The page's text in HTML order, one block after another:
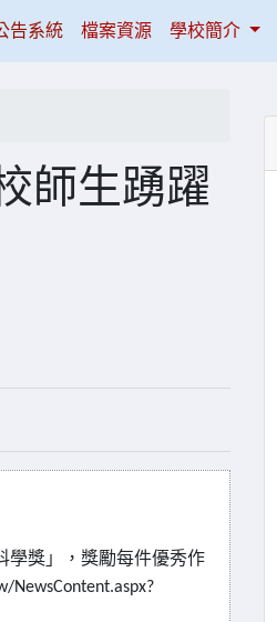
告系統 檔案資源 學校簡介
師生踴躍
學獎」，獎勵每件優秀作
/NewsContent.aspx?